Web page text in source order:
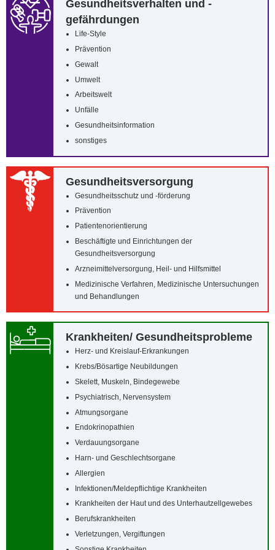
Gesundheitsverhalten und -
gefährdungen
Life-Style
Prävention
Gewalt
Umwelt
Arbeitswelt
Unfälle
Gesundheitsinformation
sonstiges
Gesundheitsversorgung
Gesundheitsschutz und -förderung
Prävention
Patientenorientierung
Beschäftigte und Einrichtungen der
Gesundheitsversorgung
Arzneimittelversorgung, Heil- und Hilfsmittel
Medizinische Verfahren, Medizinische Untersuchungen
und Behandlungen
Krankheiten/‌ Gesundheitsprobleme
Herz- und Kreislauf-Erkrankungen
Krebs/‌Bösartige Neubildungen
Skelett, Muskeln, Bindegewebe
Psychiatrisch, Nervensystem
Atmungsorgane
Endokrinopathien
Verdauungsorgane
Harn- und Geschlechtsorgane
Allergien
Infektionen/‌Meldepflichtige Krankheiten
Krankheiten der Haut und des Unterhautzellgewebes
Berufskrankheiten
Verletzungen, Vergiftungen